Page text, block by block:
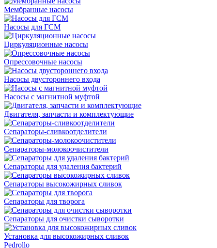
Мембранные насосы
Насосы для ГСМ
Циркуляционные насосы
Опрессовочные насосы
Насосы двустороннего входа
Насосы с магнитной муфтой
Двигателя, запчасти и комплектующие
Сепараторы-сливкоотделители
Сепараторы-молокоочистители
Сепараторы для удаления бактерий
Сепараторы высокожирных сливок
Сепараторы для творога
Сепараторы для очистки сыворотки
Установка для высокожирных сливок
Pedrollo